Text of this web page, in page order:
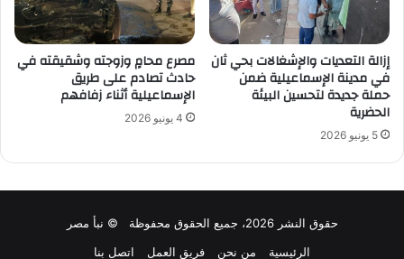
إزالة التعديات والإشغالات بحي ثان
في مدينة الإسماعيلية ضمن
حملة جديدة لتحسين البيئة
الحضرية
5 يونيو 2026
مصرع محامٍ وزوجته وشقيقته في
حادث تصادم على طريق
الإسماعيلية أثناء زفافهم
4 يونيو 2026
حقوق النشر 2026، جميع الحقوق محفوظة © نبأ مصر
الرئيسية
من نحن فريق العمل اتصل بنا